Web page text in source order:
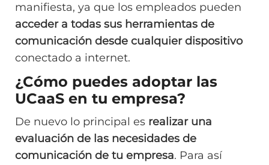
manifiesta, ya que los empleados pueden
acceder a todas sus herramientas de
comunicación desde cualquier dispositivo
conectado a internet.
¿Cómo puedes adoptar las
UCaaS en tu empresa?
De nuevo lo principal es realizar una
evaluación de las necesidades de
comunicación de tu empresa. Para así